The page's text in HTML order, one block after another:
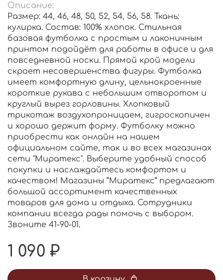
Описание:
Размер: 44, 46, 48, 50, 52, 54, 56, 58. Ткань:
кулирка. Состав: 100% хлопок. Стильная
базовая футболка с простым и лаконичным
принтом подойдёт для работы в офисе и для
повседневной носки. Прямой крой модели
скроет несовершенства фигуры. Футболка
имеет комфортную длину, цельнокроенные
короткие рукава с небольшим отворотом и
круглый вырез горловины. Хлопковый
трикотаж воздухопроницаем, гигроскопичен
и хорошо держит форму. Футболку можно
приобрести как онлайн на нашем
официальном сайте, так и во всех магазинах
сети "Миратекс". Выберите удобный способ
покупки и наслаждайтесь комфортом и
качеством! Магазины “Миратекс” предлагают
большой ассортимент качественных
товаров для дома и отдыха. Сотрудники
компании всегда рады помочь с выбором.
Звоните 41-90-01.
1 090 ₽